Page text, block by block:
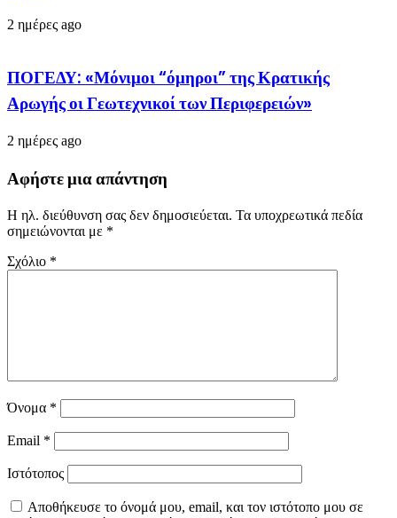
2 ημέρες ago
ΠΟΓΕΔΥ: «Μόνιμοι “όμηροι” της Κρατικής
Αρωγής οι Γεωτεχνικοί των Περιφερειών»
2 ημέρες ago
Αφήστε μια απάντηση
Η ηλ. διεύθυνση σας δεν δημοσιεύεται. Τα υποχρεωτικά πεδία
σημειώνονται με *
Σχόλιο *
Όνομα *
Email *
Ιστότοπος
Αποθήκευσε το όνομά μου, email, και τον ιστότοπο μου σε